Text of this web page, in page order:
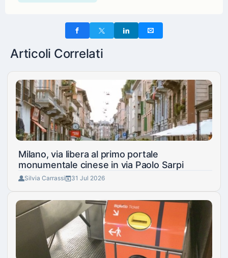
Articoli Correlati
Milano, via libera al primo portale
monumentale cinese in via Paolo Sarpi
Silvia Carrassi 31 Jul 2026